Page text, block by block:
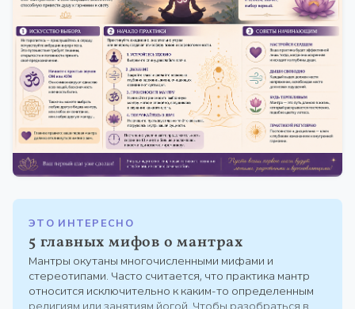
ЭТО ИНТЕРЕСНО
5 главных мифов о мантрах
Мантры окутаны многочисленными мифами и
стереотипами. Часто считается, что практика мантр
относится исключительно к каким-то определенным
религиям или занятиям йогой. Чтобы разобраться в